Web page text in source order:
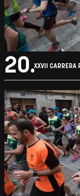
20.XXVII CARRERA